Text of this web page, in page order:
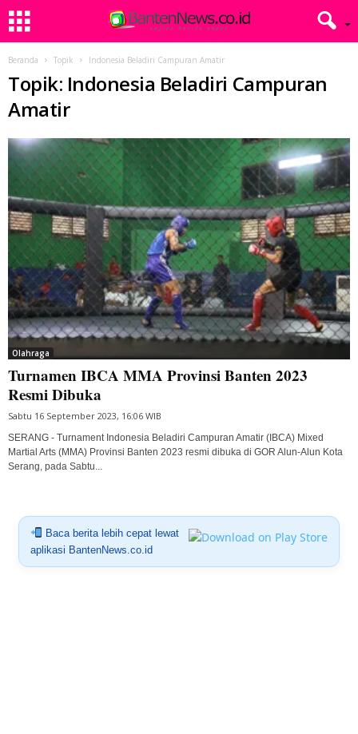
Beranda Topik Indonesia Beladiri Campuran Amatir
Topik: Indonesia Beladiri Campuran
Amatir
Olahraga
Turnamen IBCA MMA Provinsi Banten 2023
Resmi Dibuka
Sabtu 16 September 2023, 16:06 WIB
SERANG - Turnament Indonesia Beladiri Campuran Amatir (IBCA) Mixed
Martial Arts (MMA) Provinsi Banten 2023 resmi dibuka di GOR Alun-Alun Kota
Serang, pada Sabtu...
Baca berita lebih cepat lewat
aplikasi BantenNews.co.id